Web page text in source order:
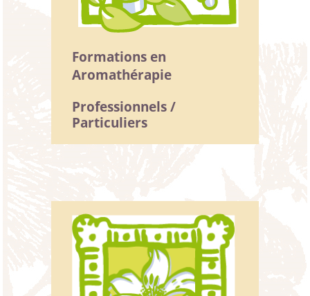
Formations en
Aromathérapie
Professionnels /
Particuliers